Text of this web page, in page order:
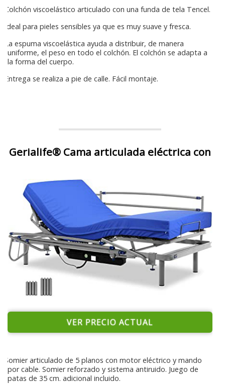
Colchón viscoelástico articulado con una funda de tela Tencel.
Ideal para pieles sensibles ya que es muy suave y fresca.
La espuma viscoelástica ayuda a distribuir, de manera
uniforme, el peso en todo el colchón. El colchón se adapta a
la forma del cuerpo.
Entrega se realiza a pie de calle. Fácil montaje.
Gerialife® Cama articulada eléctrica con
VER PRECIO ACTUAL
Somier articulado de 5 planos con motor eléctrico y mando
por cable. Somier reforzado y sistema antiruido. Juego de
patas de 35 cm. adicional incluido.